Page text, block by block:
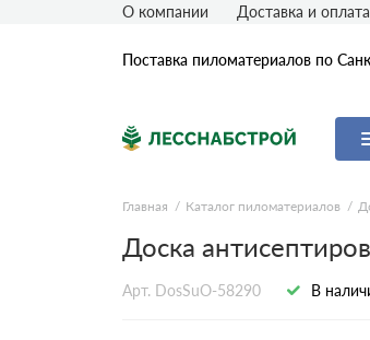
Поставка пиломатериалов по
Перейти в каталог
Доска
О компании Доставка и оплата
Главная Каталог пиломатериалов
Доска
Арт. DosSuO-58290 В